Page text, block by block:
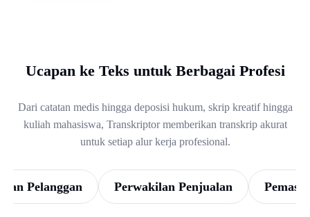
Ucapan ke Teks untuk Berbagai Profesi
Dari catatan medis hingga deposisi hukum, skrip kreatif hingga
kuliah mahasiswa, Transkriptor memberikan transkrip akurat
untuk setiap alur kerja profesional.
Pelanggan Perwakilan Penjualan Pemasar